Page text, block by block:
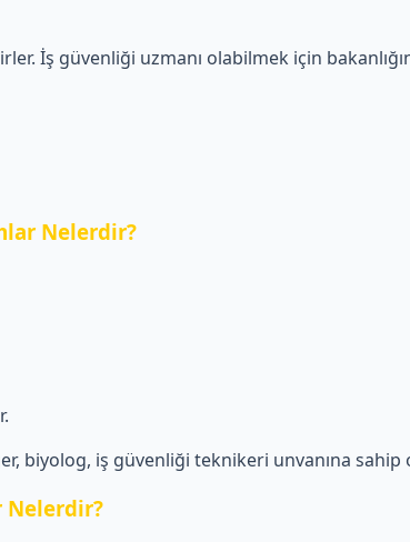
İş güvenliği uzmanı olabilmek için
Nelerdir?
biyolog, iş güvenliği teknikeri unvanına sahip
Nelerdir?